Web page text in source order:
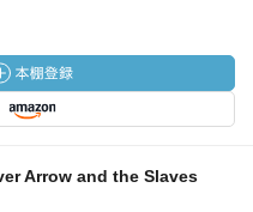
Arrow and the Slaves